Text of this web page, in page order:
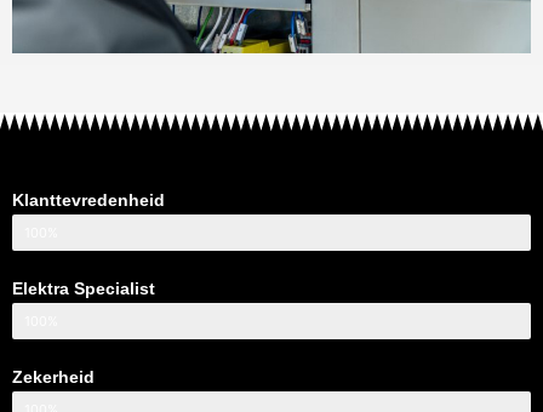
Klanttevredenheid
Elektra Specialist
Zekerheid